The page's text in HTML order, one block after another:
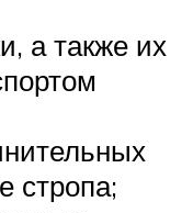
а также их
стропа;